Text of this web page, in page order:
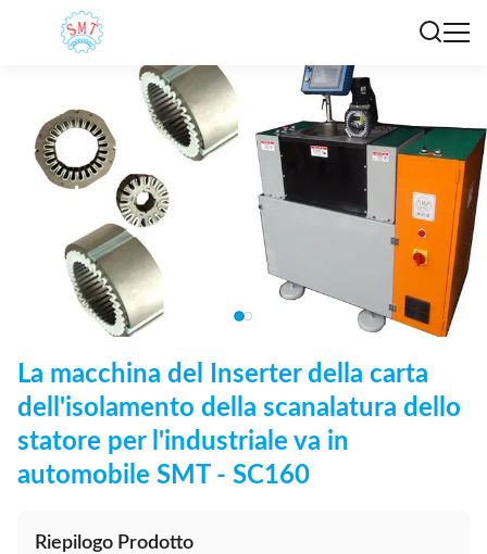
La macchina del Inserter della carta
dell'isolamento della scanalatura dello
statore per l'industriale va in
automobile SMT - SC160
Riepilogo Prodotto